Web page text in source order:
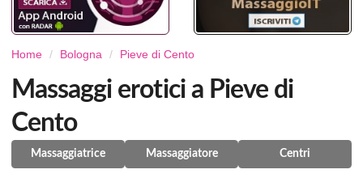
Home Bologna Pieve di Cento
Massaggi erotici a Pieve di
Cento
Massaggiatrice Massaggiatore Centri